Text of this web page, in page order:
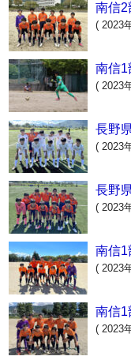
南信2
( 2023
南信1
( 2023
長野
( 2023
長野
( 2023
南信1
( 2023
南信1
( 2023